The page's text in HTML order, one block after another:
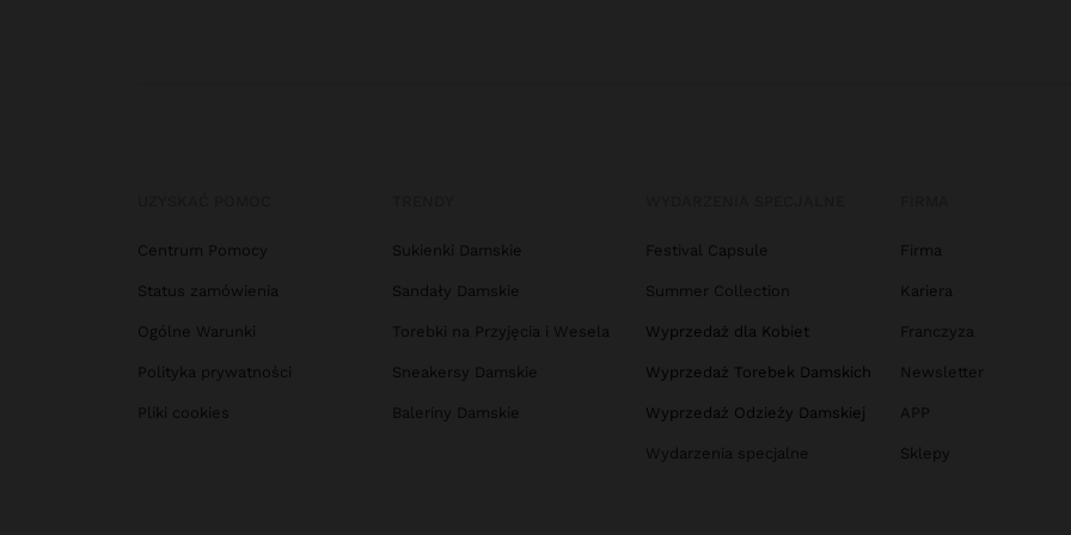
Centrum Pomocy
Status zamówienia
Ogólne Warunki
Polityka prywatności
Pliki cookies
Sukienki Damskie
Sandały Damskie
Torebki na Przyjęcia i Wesela
Sneakersy Damskie
Baleriny Damskie
Festival Capsule
Summer Collection
Wyprzedaż dla Kobiet
Wyprzedaż Torebek Damskich
Wyprzedaż Odzieży Damskiej
Wydarzenia specjalne
Firma
Kariera
Franczyza
Newsletter
APP
Sklepy